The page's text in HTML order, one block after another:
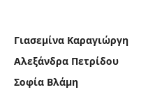
Γιασεμίνα Καραγιώργη
Αλεξάνδρα Πετρίδου
Σοφία Βλάμη